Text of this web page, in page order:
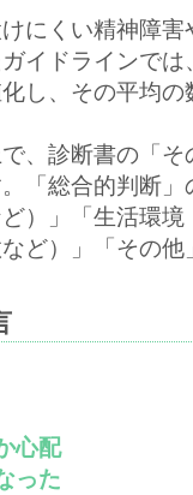
にくい精神障
イドラインで
し、その平均
、診断書の「
「総合的判断
）」「生活環
ど）」「その他
心配
った